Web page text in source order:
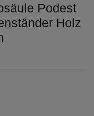
Podest
Holz